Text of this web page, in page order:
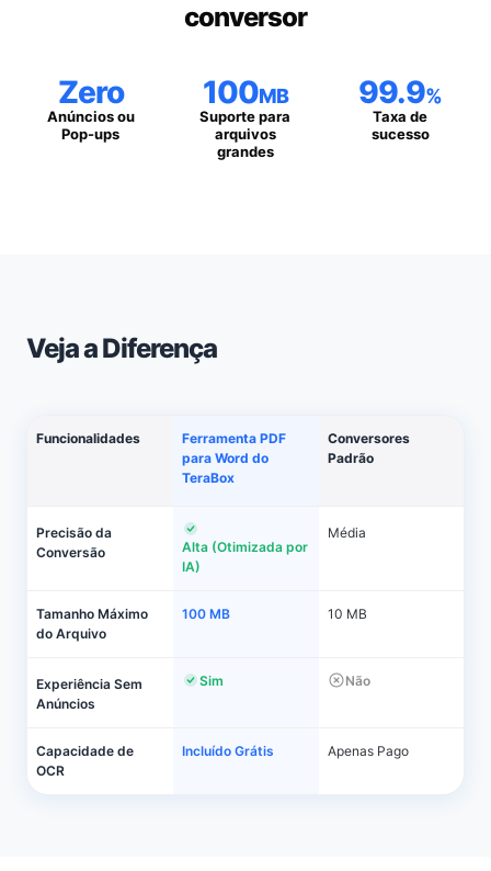
conversor
Zero
Anúncios ou
Pop-ups
100MB
Suporte para
arquivos
grandes
99.9%
Taxa de
sucesso
Veja a Diferença
Funcionalidades
Ferramenta PDF
para Word do
TeraBox
Conversores
Padrão
Precisão da
Conversão
Alta (Otimizada por
IA)
Média
Tamanho Máximo
do Arquivo
100 MB 10 MB
Experiência Sem
Anúncios
Sim Não
Capacidade de
OCR
Incluído Grátis Apenas Pago